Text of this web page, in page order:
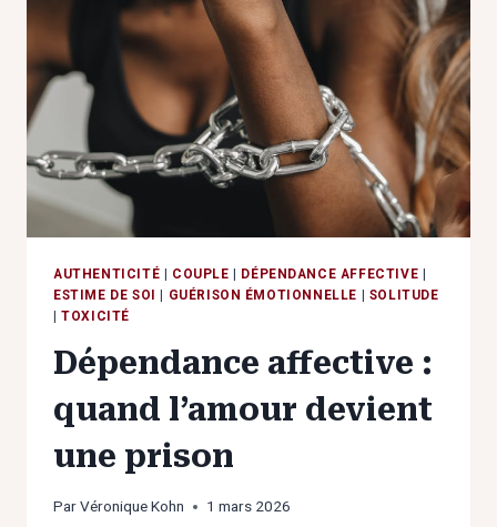
S’EMMÊLENT
AUTHENTICITÉ | COUPLE | DÉPENDANCE AFFECTIVE |
ESTIME DE SOI | GUÉRISON ÉMOTIONNELLE | SOLITUDE
|TOXICITÉ
Dépendance affective :
quand l’amour devient
une prison
ParVéronique Kohn 1 mars 2026